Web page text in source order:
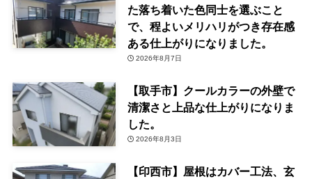
た落ち着いた色同士を選ぶこと
で、程よいメリハリがつき存在感
ある仕上がりになりました。
2026年8月7日
【取手市】クールカラーの外壁で
清潔さと上品な仕上がりになりま
した。
2026年8月3日
【印西市】屋根はカバー工法、玄